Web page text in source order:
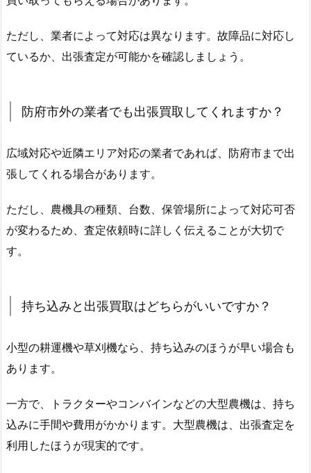
ただし、業者によって対応は異なります。故障品に対応し
ているか、出張査定が可能かを確認しましょう。
防府市外の業者でも出張買取してくれますか？
広域対応や近隣エリア対応の業者であれば、防府市まで出
張してくれる場合があります。
ただし、農機具の種類、台数、保管場所によって対応可否
が変わるため、査定依頼時に詳しく伝えることが大切で
す。
持ち込みと出張買取はどちらがいいですか？
小型の耕運機や草刈機なら、持ち込みのほうが早い場合も
あります。
一方で、トラクターやコンバインなどの大型農機は、持ち
込みに手間や費用がかかります。大型農機は、出張査定を
利用したほうが現実的です。